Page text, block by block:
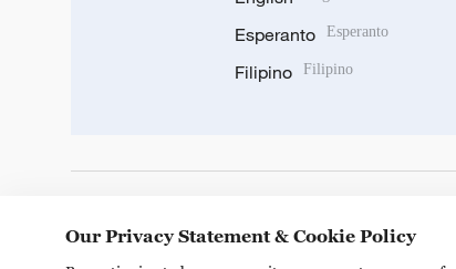
Esperanto Esperanto
Filipino Filipino
Our Privacy Statement & Cookie Policy